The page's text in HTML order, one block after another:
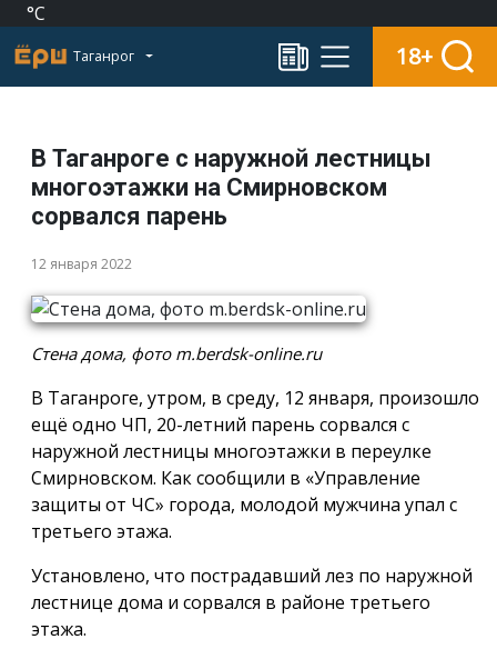
°C
Таганрог 18+
В Таганроге с наружной лестницы
многоэтажки на Смирновском
сорвался парень
12 января 2022
Стена дома, фото m.berdsk-online.ru
В Таганроге, утром, в среду, 12 января, произошло
ещё одно ЧП, 20-летний парень сорвался с
наружной лестницы многоэтажки в переулке
Смирновском. Как сообщили в «Управление
защиты от ЧС» города, молодой мужчина упал с
третьего этажа.
Установлено, что пострадавший лез по наружной
лестнице дома и сорвался в районе третьего
этажа.